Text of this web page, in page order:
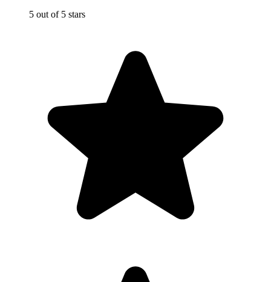
5 out of 5 stars